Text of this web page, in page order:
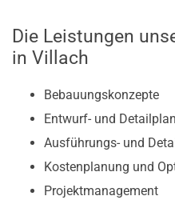
Die Leistungen
in Villach
Bebauungskonzepte
Entwurf- und
Ausführungs- und
Kostenplanung und
Projektmanagement